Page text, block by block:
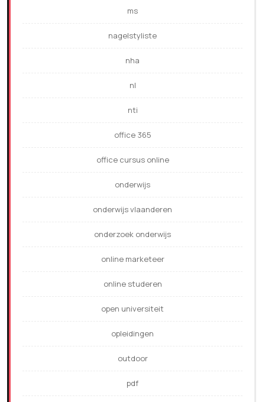
ms
nagelstyliste
nha
nl
nti
office 365
office cursus online
onderwijs
onderwijs vlaanderen
onderzoek onderwijs
online marketeer
online studeren
open universiteit
opleidingen
outdoor
pdf